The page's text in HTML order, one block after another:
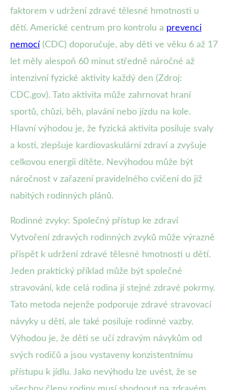
faktorem v udržení zdravé tělesné hmotnosti u
dětí. Americké centrum pro kontrolu a prevenci
nemocí (CDC) doporučuje, aby děti ve věku 6 až 17
let měly alespoň 60 minut středně náročné až
intenzivní fyzické aktivity každý den (Zdroj:
CDC.gov). Tato aktivita může zahrnovat hraní
sportů, chůzi, běh, plavání nebo jízdu na kole.
Hlavní výhodou je, že fyzická aktivita posiluje svaly
a kosti, zlepšuje kardiovaskulární zdraví a zvyšuje
celkovou energii dítěte. Nevýhodou může být
náročnost v zařazení pravidelného cvičení do již
nabitých rodinných plánů.
Rodinné zvyky: Společný přístup ke zdraví
Vytvoření zdravých rodinných zvyků může výrazně
přispět k udržení zdravé tělesné hmotnosti u dětí.
Jeden praktický příklad může být společné
stravování, kde celá rodina jí stejné zdravé pokrmy.
Tato metoda nejenže podporuje zdravé stravovací
návyky u dětí, ale také posiluje rodinné vazby.
Výhodou je, že děti se učí zdravým návykům od
svých rodičů a jsou vystaveny konzistentnímu
přístupu k jídlu. Jako nevýhodu lze uvést, že se